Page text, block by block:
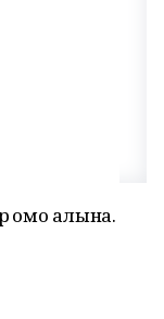
ҡомо алына.